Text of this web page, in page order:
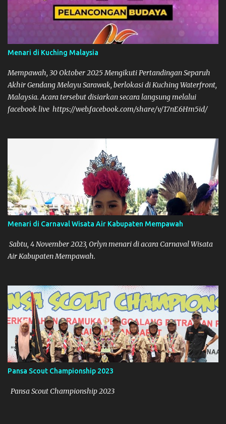
Menari di Kuching Malaysia
Mempawah, 30 Oktober 2025 Mengikuti Pertandingan Separuh
Akhir Gendang Melayu Sarawak, berlokasi di Kuching Waterfront,
Malaysia. Acara tersebut disiarkan secara langsung melalui
facebook live https://web.facebook.com/share/v/17nE6Hm5id/
Menari di Carnaval Wisata Air Kabupaten Mempawah
Sabtu, 4 November 2023, Orlyn menari di acara Carnaval Wisata
Air Kabupaten Mempawah.
Pansa Scout Championship 2023
Pansa Scout Championship 2023